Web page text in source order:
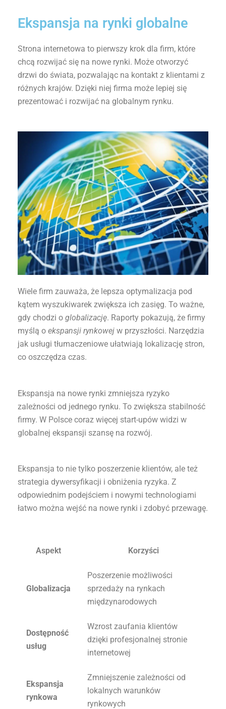
Ekspansja na rynki globalne
Strona internetowa to pierwszy krok dla firm, które
chcą rozwijać się na nowe rynki. Może otworzyć
drzwi do świata, pozwalając na kontakt z klientami z
różnych krajów. Dzięki niej firma może lepiej się
prezentować i rozwijać na globalnym rynku.
Wiele firm zauważa, że lepsza optymalizacja pod
kątem wyszukiwarek zwiększa ich zasięg. To ważne,
gdy chodzi o globalizację. Raporty pokazują, że firmy
myślą o ekspansji rynkowejw przyszłości. Narzędzia
jak usługi tłumaczeniowe ułatwiają lokalizację stron,
co oszczędza czas.
Ekspansja na nowe rynki zmniejsza ryzyko
zależności od jednego rynku. To zwiększa stabilność
firmy. W Polsce coraz więcej start-upów widzi w
globalnej ekspansji szansę na rozwój.
Ekspansja to nie tylko poszerzenie klientów, ale też
strategia dywersyfikacji i obniżenia ryzyka. Z
odpowiednim podejściem i nowymi technologiami
łatwo można wejść na nowe rynki i zdobyć przewagę.
Aspekt Korzyści
Globalizacja
Poszerzenie możliwości
sprzedaży na rynkach
międzynarodowych
Dostępność
usług
Wzrost zaufania klientów
dzięki profesjonalnej stronie
internetowej
Ekspansja
rynkowa
Zmniejszenie zależności od
lokalnych warunków
rynkowych